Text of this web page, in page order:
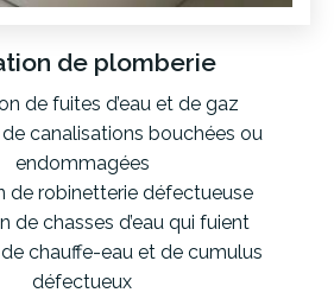
de plomberie
de fuites d’eau et de gaz
canalisations bouchées ou
endommagées
de robinetterie défectueuse
de chasses d’eau qui fuient
chauffe-eau et de cumulus
défectueux